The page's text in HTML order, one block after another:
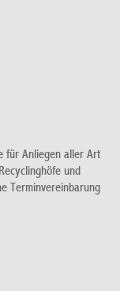
für Anliegen aller Art
und
Terminvereinbarung